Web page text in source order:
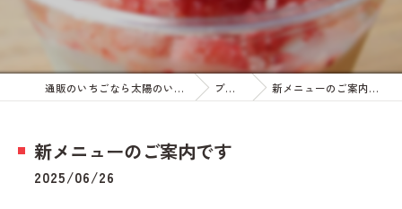
通販のいちごなら太陽のいちご ブログ 新メニューのご案内です
新メニューのご案内です
2025/06/26